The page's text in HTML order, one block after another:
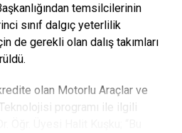
temsilcilerinin
sınıf dalgıç yeterlilik
de gerekli olan dalış takımları
olan Motorlu Araçlar ve
programı ile ilgili